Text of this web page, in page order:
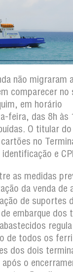
não migraram
comparecer no
em horário
feira, das 8h às
O titular
no
e
as medidas
da venda de
de suportes
embarque dos
de todos os
dos dois
o